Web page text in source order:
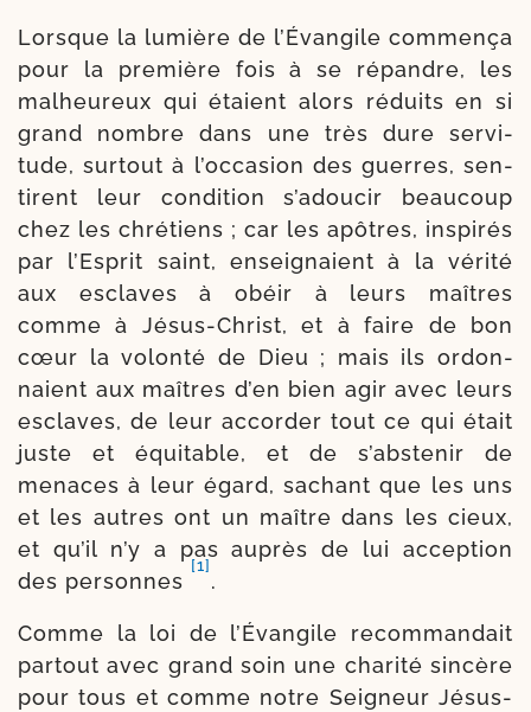
Lorsque la lumière de l’Évangile com­mença
pour la pre­mière fois à se répandre, les
mal­heu­reux qui étaient alors réduits en si
grand nombre dans une très dure ser­vi­
tude, sur­tout à l’occasion des guerres, sen­
tirent leur condi­tion s’adoucir beau­coup
chez les chré­tiens ; car les apôtres, ins­pi­rés
par l’Esprit saint, ensei­gnaient à la véri­té
aux esclaves à obéir à leurs maîtres
comme à Jésus-​Christ, et à faire de bon
cœur la volon­té de Dieu ; mais ils ordon­
naient aux maîtres d’en bien agir avec leurs
esclaves, de leur accor­der tout ce qui était
juste et équita­ble, et de s’abstenir de
menaces à leur égard, sachant que les uns
et les autres ont un maître dans les cieux,
et qu’il n’y a pas auprès de lui accep­tion
des per­sonnes
[1]
.
Comme la loi de l’Évangile recom­mandait
par­tout avec grand soin une cha­ri­té sin­cère
pour tous et comme notre Seigneur Jésus-​